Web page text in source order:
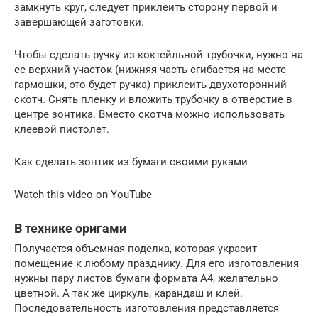
замкнуть круг, следует приклеить сторону первой и
завершающей заготовки.
Чтобы сделать ручку из коктейльной трубочки, нужно на
ее верхний участок (нижняя часть сгибается на месте
гармошки, это будет ручка) приклеить двухсторонний
скотч. Снять пленку и вложить трубочку в отверстие в
центре зонтика. Вместо скотча можно использовать
клеевой пистолет.
Как сделать зонтик из бумаги своими руками
Watch this video on YouTube
В технике оригами
Получается объемная поделка, которая украсит
помещение к любому празднику. Для его изготовления
нужны пару листов бумаги формата А4, желательно
цветной. А так же циркуль, карандаш и клей.
Последовательность изготовления представляется